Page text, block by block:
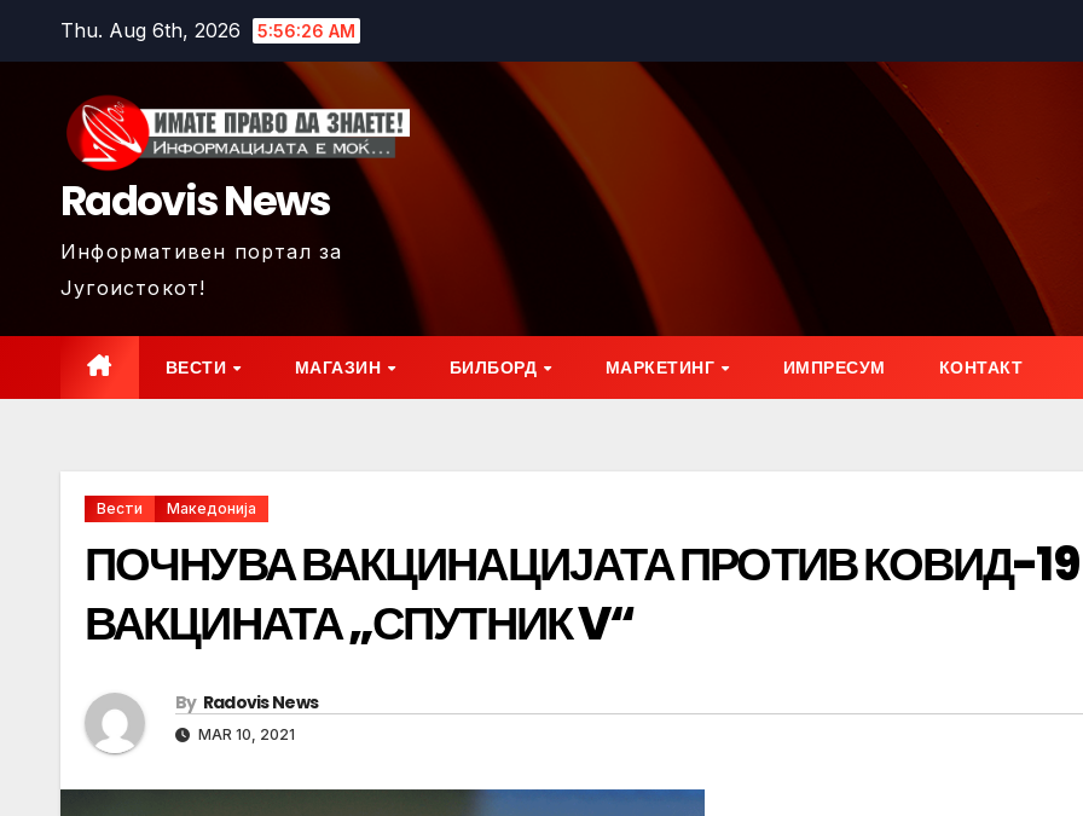
Thu. Aug 6th, 2026 5:56:28 AM
Radovis News
Информативен портал за
Југоистокот!
ВЕСТИ МАГАЗИН БИЛБОРД МАРКЕТИНГ ИМПРЕСУМ КОНТАКТ
Вести Македонија
ПОЧНУВА ВАКЦИНАЦИЈАТА ПРОТИВ КОВИД-
ВАКЦИНАТА „СПУТНИК V“
By Radovis News
MAR 10, 2021